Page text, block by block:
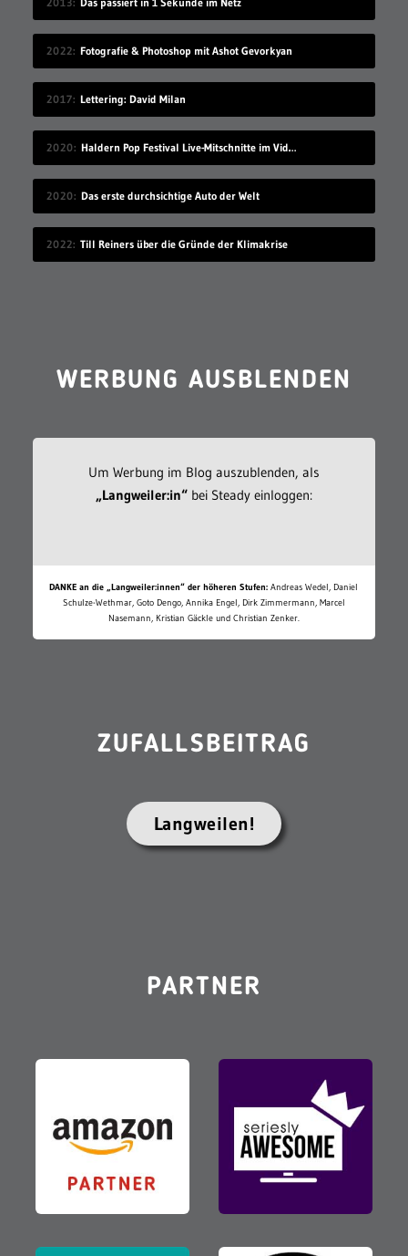
2022 Fotografie & Photoshop mit Ashot Gevorkyan
2017 Lettering: David Milan
2020 Haldern Pop Festival Live-Mitschnitte im Videostream (2008-2019)
2020 Das erste durchsichtige Auto der Welt
2022 Till Reiners über die Gründe der Klimakrise
WERBUNG AUSBLENDEN
Um Werbung im Blog auszublenden, als
„Langweiler:in“bei Steady einloggen:
DANKE an die „Langweiler:innen“ der höheren Stufen: Andreas Wedel, Daniel
Schulze-Wethmar, Goto Dengo, Annika Engel, Dirk Zimmermann, Marcel
Nasemann, Kristian Gäckle und Christian Zenker.
ZUFALLSBEITRAG
Langweilen!
PARTNER